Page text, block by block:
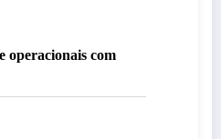
operacionais com